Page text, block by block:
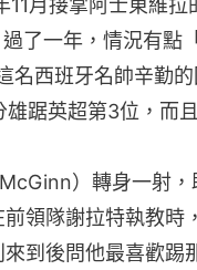
月接掌阿士東維拉
了一年，情況有點
名西班牙名帥辛勤
踞英超第3位，而
）轉身一射，
領隊謝拉特執教時
到後問他最喜歡踢